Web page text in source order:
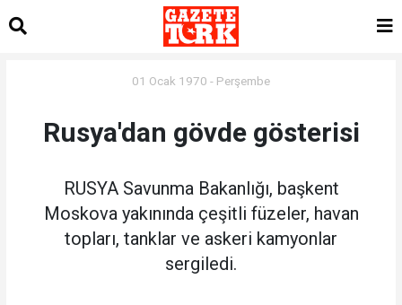
01 Ocak 1970 - Perşembe
Rusya'dan gövde gösterisi
RUSYA Savunma Bakanlığı, başkent
Moskova yakınında çeşitli füzeler, havan
topları, tanklar ve askeri kamyonlar
sergiledi.